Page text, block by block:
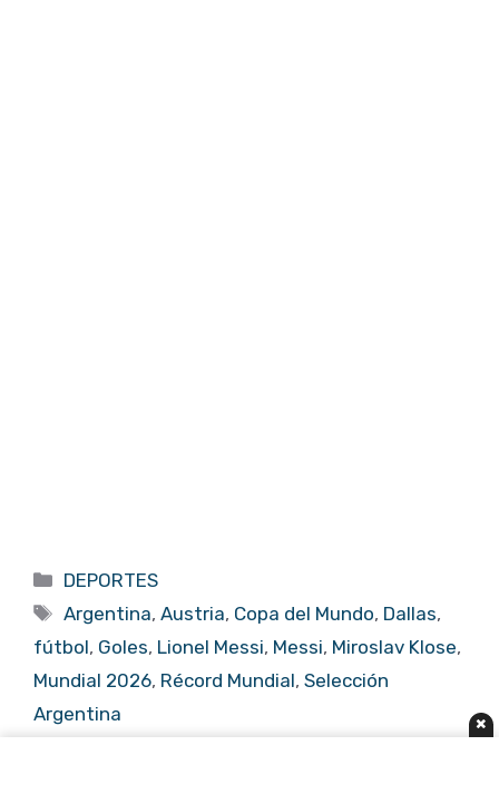
Categorías
DEPORTES
Etiquetas
Argentina,Austria, Copa del Mundo, Dallas,
fútbol, Goles, Lionel Messi, Messi, Miroslav Klose,
Mundial 2026, Récord Mundial, Selección
Argentina
×